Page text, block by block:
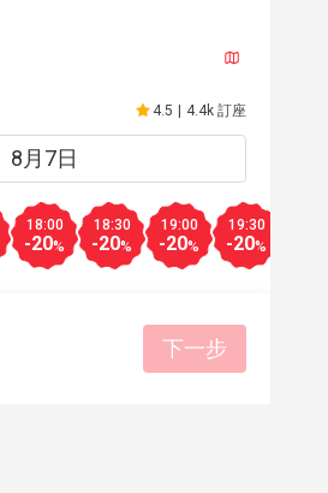
4.5 | 4.4k 訂座
18:00
-20%
18:30
-20%
19:00
-20%
19:30
-20%
下一步